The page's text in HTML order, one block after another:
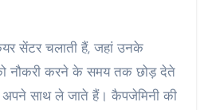
सेंटर चलाती हैं, जहां उनके
नौकरी करने के समय तक छोड़ देते
साथ ले जाते हैं। कैपजेमिनी की